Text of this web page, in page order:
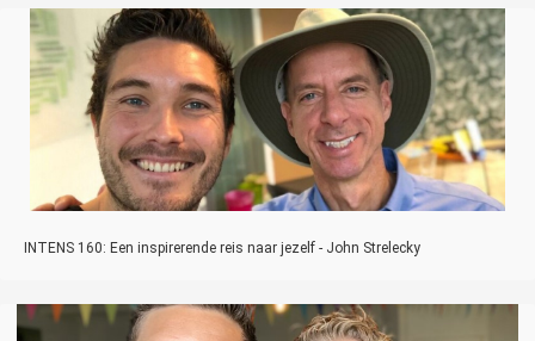
INTENS 160: Een inspirerende reis naar jezelf - John Strelecky